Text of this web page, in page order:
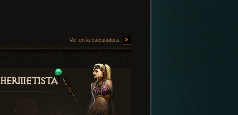
Ver en la calculadora
Hermetista